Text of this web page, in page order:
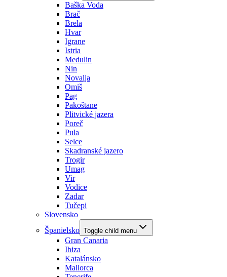
Baška Voda
Brač
Brela
Hvar
Igrane
Istria
Medulin
Nin
Novalja
Omiš
Pag
Pakoštane
Plitvické jazera
Poreč
Pula
Selce
Skadranské jazero
Trogir
Umag
Vir
Vodice
Zadar
Tučepi
Slovensko
Španielsko Toggle child menu
Gran Canaria
Ibiza
Katalánsko
Mallorca